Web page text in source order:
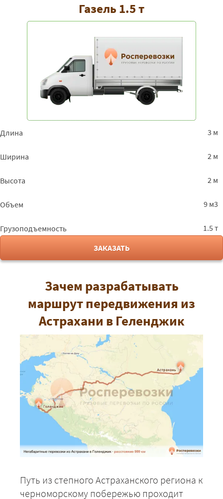
Газель 1.5 т
Длина 3 м
Ширина 2 м
Высота 2 м
Объем 9 м3
Грузоподъемность
1.5 т
ЗАКАЗАТЬ
Зачем разрабатывать
маршрут передвижения из
Астрахани в Геленджик
Путь из степного Астраханского региона к
черноморскому побережью проходит